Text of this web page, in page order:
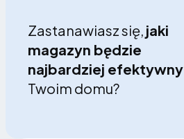
Zastanawiasz się, jaki
magazyn będzie
najbardziej efektywny
Twoim domu?